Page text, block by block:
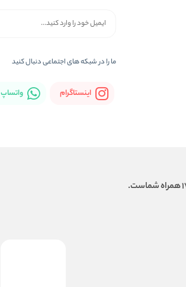
ما را در شبكه های اجتماعی دنبال کنید
اینستاگرام واتساپ